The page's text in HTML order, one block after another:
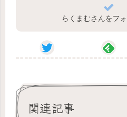
らくまむさんをフ
関連記事